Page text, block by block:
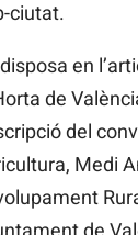
ciutat.
en
de
del
Medi
de